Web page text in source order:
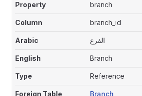
branch
branch_id
الفرع
Branch
Reference
Branch